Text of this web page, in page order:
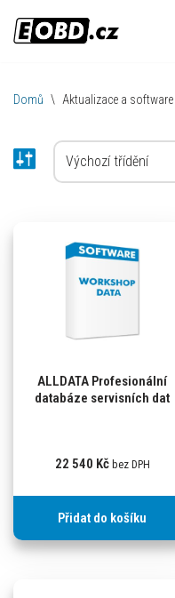
Přeskočit
obsah
Domů \ Aktualizace a software
ALLDATA Profesionální
databáze servisních dat
22 540 Kč bez DPH
Přidat do košíku